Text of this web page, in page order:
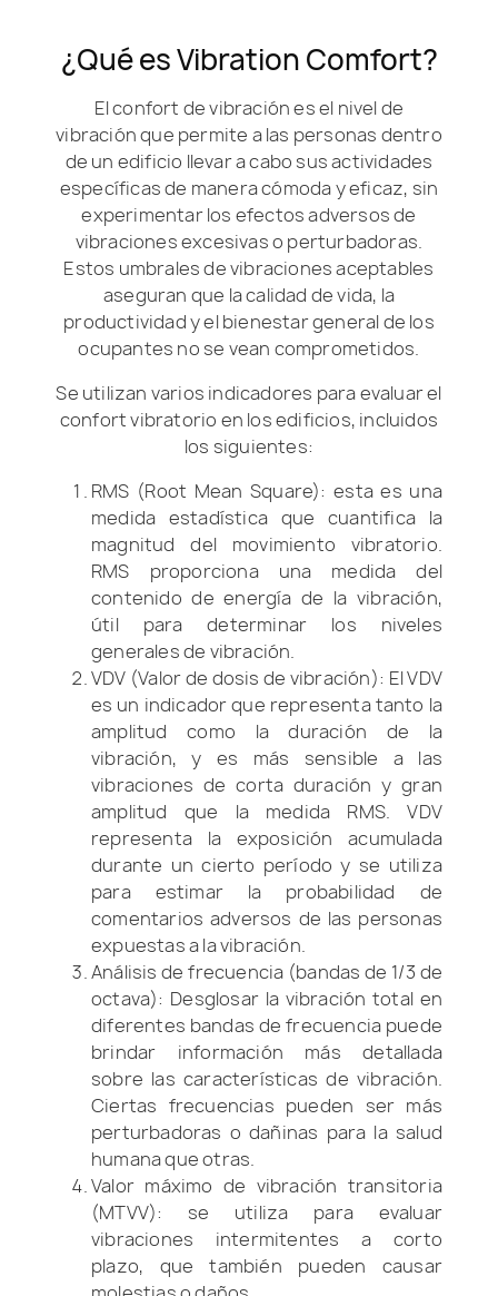
¿Qué es Vibration Comfort?
El confort de vibración es el nivel de
vibración que permite a las personas dentro
de un edificio llevar a cabo sus actividades
específicas de manera cómoda y eficaz, sin
experimentar los efectos adversos de
vibraciones excesivas o perturbadoras.
Estos umbrales de vibraciones aceptables
aseguran que la calidad de vida, la
productividad y el bienestar general de los
ocupantes no se vean comprometidos.
Se utilizan varios indicadores para evaluar el
confort vibratorio en los edificios, incluidos
los siguientes:
RMS (Root Mean Square): esta es una
medida estadística que cuantifica la
magnitud del movimiento vibratorio.
RMS proporciona una medida del
contenido de energía de la vibración,
útil para determinar los niveles
generales de vibración.
VDV (Valor de dosis de vibración): El VDV
es un indicador que representa tanto la
amplitud como la duración de la
vibración, y es más sensible a las
vibraciones de corta duración y gran
amplitud que la medida RMS. VDV
representa la exposición acumulada
durante un cierto período y se utiliza
para estimar la probabilidad de
comentarios adversos de las personas
expuestas a la vibración.
Análisis de frecuencia (bandas de 1/3 de
octava): Desglosar la vibración total en
diferentes bandas de frecuencia puede
brindar información más detallada
sobre las características de vibración.
Ciertas frecuencias pueden ser más
perturbadoras o dañinas para la salud
humana que otras.
Valor máximo de vibración transitoria
(MTVV): se utiliza para evaluar
vibraciones intermitentes a corto
plazo, que también pueden causar